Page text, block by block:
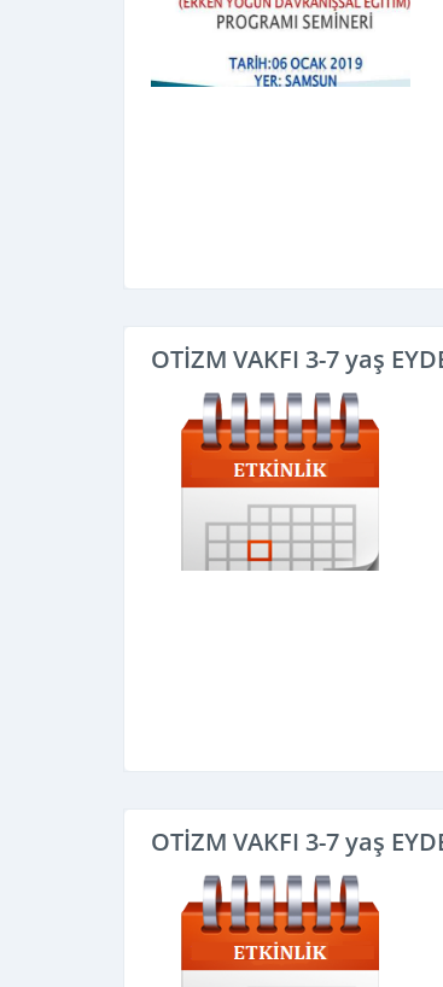
OTİZM VAKFI 3-7 yaş
OTİZM VAKFI 3-7 yaş